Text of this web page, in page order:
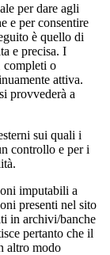
per dare agli
e per consentire
è quello di
e precisa. I
completi o
attiva.
provvederà a
sui quali i
controllo e per i
imputabili a
presenti nel sito
in archivi/banche
pertanto che il
altro modo